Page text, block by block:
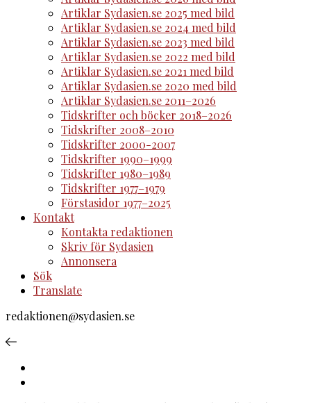
Artiklar Sydasien.se 2025 med bild
Artiklar Sydasien.se 2024 med bild
Artiklar Sydasien.se 2023 med bild
Artiklar Sydasien.se 2022 med bild
Artiklar Sydasien.se 2021 med bild
Artiklar Sydasien.se 2020 med bild
Artiklar Sydasien.se 2011–2026
Tidskrifter och böcker 2018–2026
Tidskrifter 2008–2010
Tidskrifter 2000-2007
Tidskrifter 1990–1999
Tidskrifter 1980–1989
Tidskrifter 1977–1979
Förstasidor 1977–2025
Kontakt
Kontakta redaktionen
Skriv för Sydasien
Annonsera
Sök
Translate
redaktionen@sydasien.se